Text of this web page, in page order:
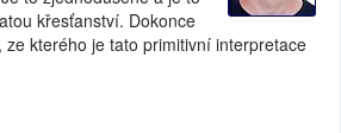
křesťanství. Dokonce
ze kterého je tato primitivní interpretace